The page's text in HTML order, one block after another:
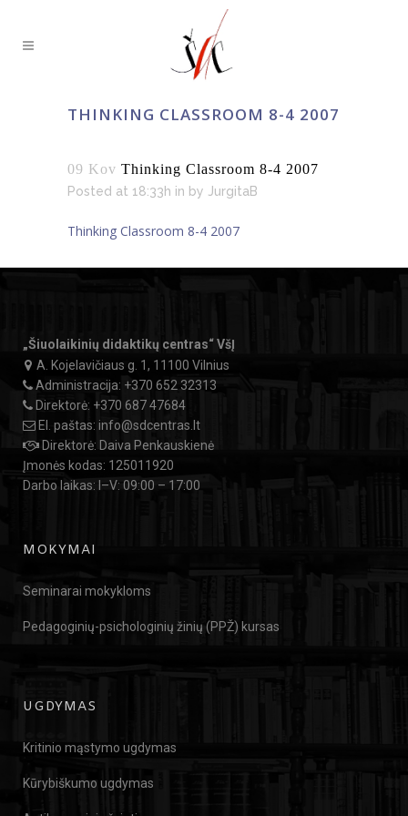
THINKING CLASSROOM 8-4 2007
09 Kov Thinking Classroom 8-4 2007
Posted at 18:33h in by JurgitaB
Thinking Classroom 8-4 2007
„Šiuolaikinių didaktikų centras“ VšĮ
A. Kojelavičiaus g. 1, 11100 Vilnius
Administracija: +370 652 32313
Direktorė: +370 687 47684
El. paštas: info@sdcentras.lt
Direktorė: Daiva Penkauskienė
Įmonės kodas: 125011920
Darbo laikas: I–V: 09:00 – 17:00
MOKYMAI
Seminarai mokykloms
Pedagoginių-psichologinių žinių (PPŽ) kursas
UGDYMAS
Kritinio mąstymo ugdymas
Kūrybiškumo ugdymas